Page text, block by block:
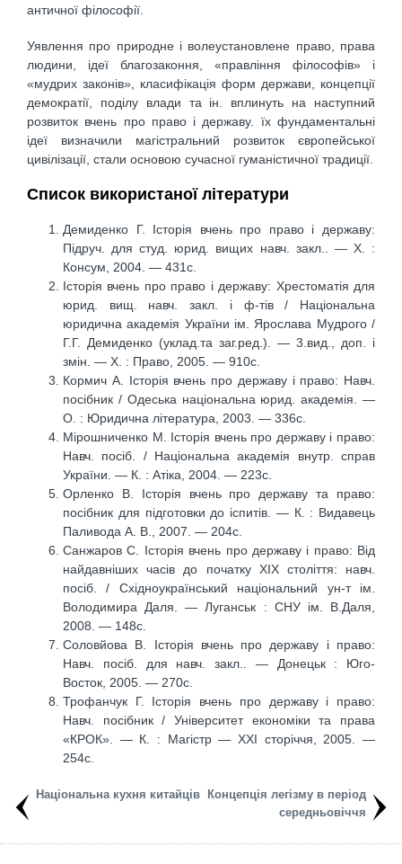
античної філософії.
Уявлення про природне і волеустановлене право, права
людини, ідеї благозаконня, «правління філософів» і
«мудрих законів», класифікація форм держави, концепції
демократії, поділу влади та ін. вплинуть на наступний
розвиток вчень про право і державу. їх фундаментальні
ідеї визначили магістральний розвиток європейської
цивілізації, стали основою сучасної гуманістичної традиції.
Список використаної літератури
Демиденко Г. Історія вчень про право і державу:
Підруч. для студ. юрид. вищих навч. закл.. — Х. :
Консум, 2004. — 431с.
Історія вчень про право і державу: Хрестоматія для
юрид. вищ. навч. закл. і ф-тів / Національна
юридична академія України ім. Ярослава Мудрого /
Г.Г. Демиденко (уклад.та заг.ред.). — 3.вид., доп. і
змін. — Х. : Право, 2005. — 910с.
Кормич А. Історія вчень про державу і право: Навч.
посібник / Одеська національна юрид. академія. —
О. : Юридична література, 2003. — 336с.
Мірошниченко М. Історія вчень про державу і право:
Навч. посіб. / Національна академія внутр. справ
України. — К. : Атіка, 2004. — 223с.
Орленко В. Історія вчень про державу та право:
посібник для підготовки до іспитів. — К. : Видавець
Паливода А. В., 2007. — 204с.
Санжаров С. Історія вчень про державу і право: Від
найдавніших часів до початку ХІХ століття: навч.
посіб. / Східноукраїнський національний ун-т ім.
Володимира Даля. — Луганськ : СНУ ім. В.Даля,
2008. — 148c.
Соловйова В. Історія вчень про державу і право:
Навч. посіб. для навч. закл.. — Донецьк : Юго-
Восток, 2005. — 270с.
Трофанчук Г. Історія вчень про державу і право:
Навч. посібник / Університет економіки та права
«КРОК». — К. : Магістр — ХХІ сторіччя, 2005. —
254с.
Національна кухня китайців
Концепція легізму в період
середньовіччя